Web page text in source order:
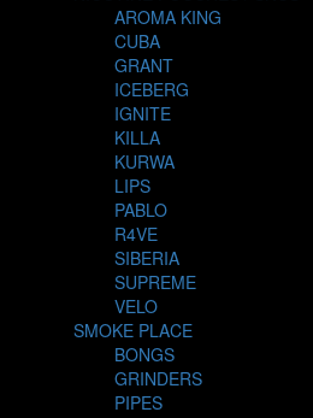
TWIST
VGOD
WILD ZOO
YETI
AROMA KING
CUBA
GRANT
ICEBERG
IGNITE
KILLA
KURWA
LIPS
PABLO
R4VE
SIBERIA
SUPREME
VELO
SMOKE PLACE
BONGS
GRINDERS
PIPES